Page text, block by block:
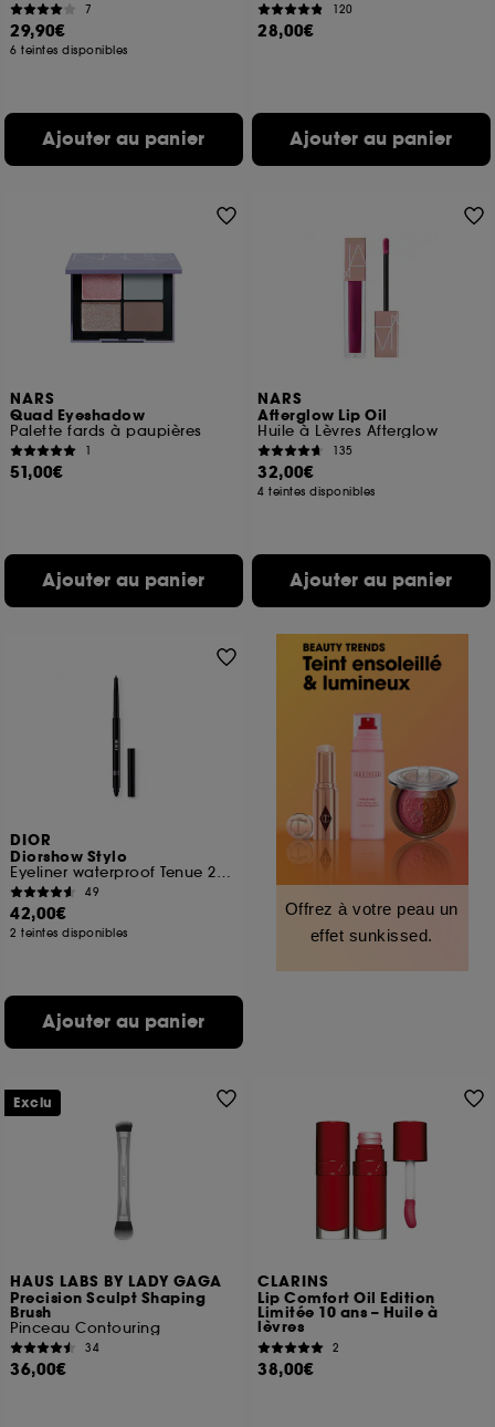
7
29,90€
6 teintes disponibles
Ajouter au panier
120
28,00€
Ajouter au panier
NARS
Quad Eyeshadow
Palette fards à paupières
1
51,00€
Ajouter au panier
NARS
Afterglow Lip Oil
Huile à Lèvres Afterglow
135
32,00€
4 teintes disponibles
Ajouter au panier
DIOR
Diorshow Stylo
Eyeliner waterproof Tenue 24 h Couleur intense
49
42,00€
2 teintes disponibles
Ajouter au panier
Offrez à votre peau un
effet sunkissed.
HAUS LABS BY LADY GAGA
Precision Sculpt Shaping
Brush
Pinceau Contouring
34
36,00€
Exclu
CLARINS
Lip Comfort Oil Edition
Limitée 10 ans – Huile à
lèvres
2
38,00€